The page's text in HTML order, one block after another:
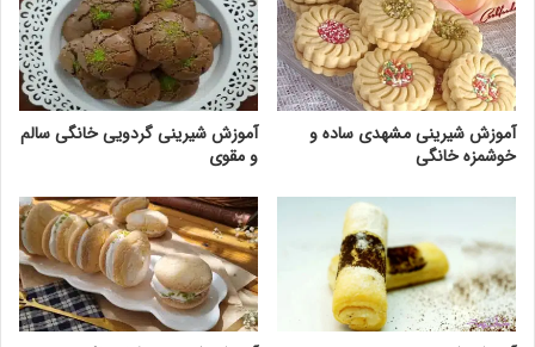
آموزش شیرینی مشهدی ساده و
خوشمزه خانگی
آموزش شیرینی گردویی خانگی سالم
و مقوی